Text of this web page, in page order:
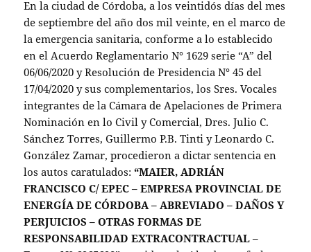
En la ciudad de Córdoba, a los veintidós días del mes
de septiembre del año dos mil veinte, en el marco de
la emergencia sanitaria, conforme a lo establecido
en el Acuerdo Reglamentario N° 1629 serie “A” del
06/06/2020 y Resolución de Presidencia N° 45 del
17/04/2020 y sus complementarios, los Sres. Vocales
integrantes de la Cámara de Apelaciones de Primera
Nominación en lo Civil y Comercial, Dres. Julio C.
Sánchez Torres, Guillermo P.B. Tinti y Leonardo C.
González Zamar, procedieron a dictar sentencia en
los autos caratulados:“MAIER, ADRIÁN
FRANCISCO C/ EPEC – EMPRESA PROVINCIAL DE
ENERGÍA DE CÓRDOBA – ABREVIADO – DAÑOS Y
PERJUICIOS – OTRAS FORMAS DE
RESPONSABILIDAD EXTRACONTRACTUAL –